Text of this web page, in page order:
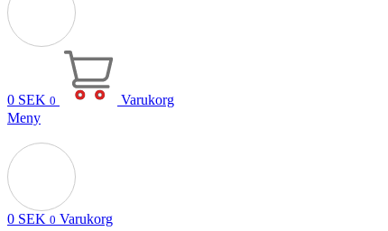
0 SEK 0
Varukorg
Meny
0 SEK 0 Varukorg